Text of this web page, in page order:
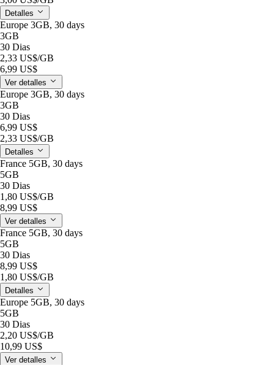
Detalles
Europe 3GB, 30 days
3GB
30 Dias
2,33 US$/GB
6,99 US$
Ver detalles
Europe 3GB, 30 days
3GB
30 Dias
6,99 US$
2,33 US$/GB
Detalles
France 5GB, 30 days
5GB
30 Dias
1,80 US$/GB
8,99 US$
Ver detalles
France 5GB, 30 days
5GB
30 Dias
8,99 US$
1,80 US$/GB
Detalles
Europe 5GB, 30 days
5GB
30 Dias
2,20 US$/GB
10,99 US$
Ver detalles